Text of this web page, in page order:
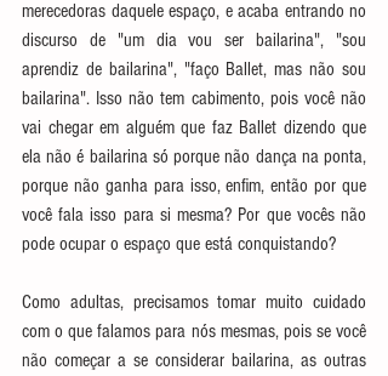
merecedoras daquele espaço, e acaba entrando no
discurso de "um dia vou ser bailarina", "sou
aprendiz de bailarina", "faço Ballet, mas não sou
bailarina". Isso não tem cabimento, pois você não
vai chegar em alguém que faz Ballet dizendo que
ela não é bailarina só porque não dança na ponta,
porque não ganha para isso, enfim, então por que
você fala isso para si mesma? Por que vocês não
pode ocupar o espaço que está conquistando?
Como adultas, precisamos tomar muito cuidado
com o que falamos para nós mesmas, pois se você
não começar a se considerar bailarina, as outras